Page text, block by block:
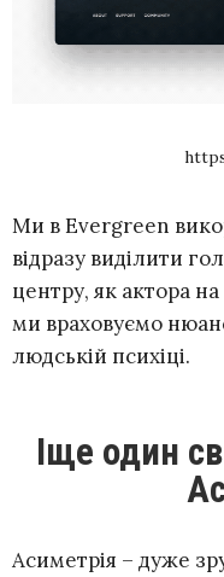
Ми в Evergreen
відразу виділити
центру, як актора
ми враховуємо
людській психіці.
Іще один свіжий тренд UI №8
Асиметрія – дуже